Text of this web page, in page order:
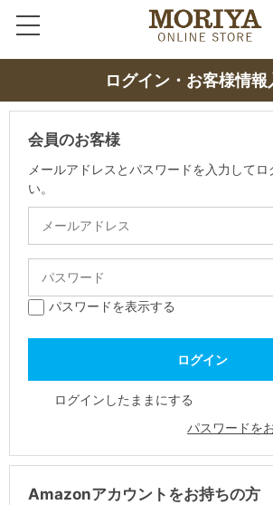
ログイン・お客様情報
会員のお客様
メールアドレスとパスワードを入力してロ
い。
パスワードを表示する
ログインしたままにする
パスワードを
Amazonアカウントをお持ちの方